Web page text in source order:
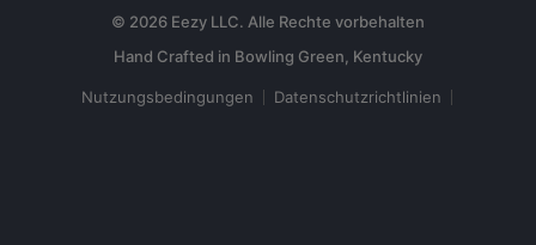
© 2026 Eezy LLC. Alle Rechte vorbehalten
Nutzungsbedingungen Datenschutzrichtlinien